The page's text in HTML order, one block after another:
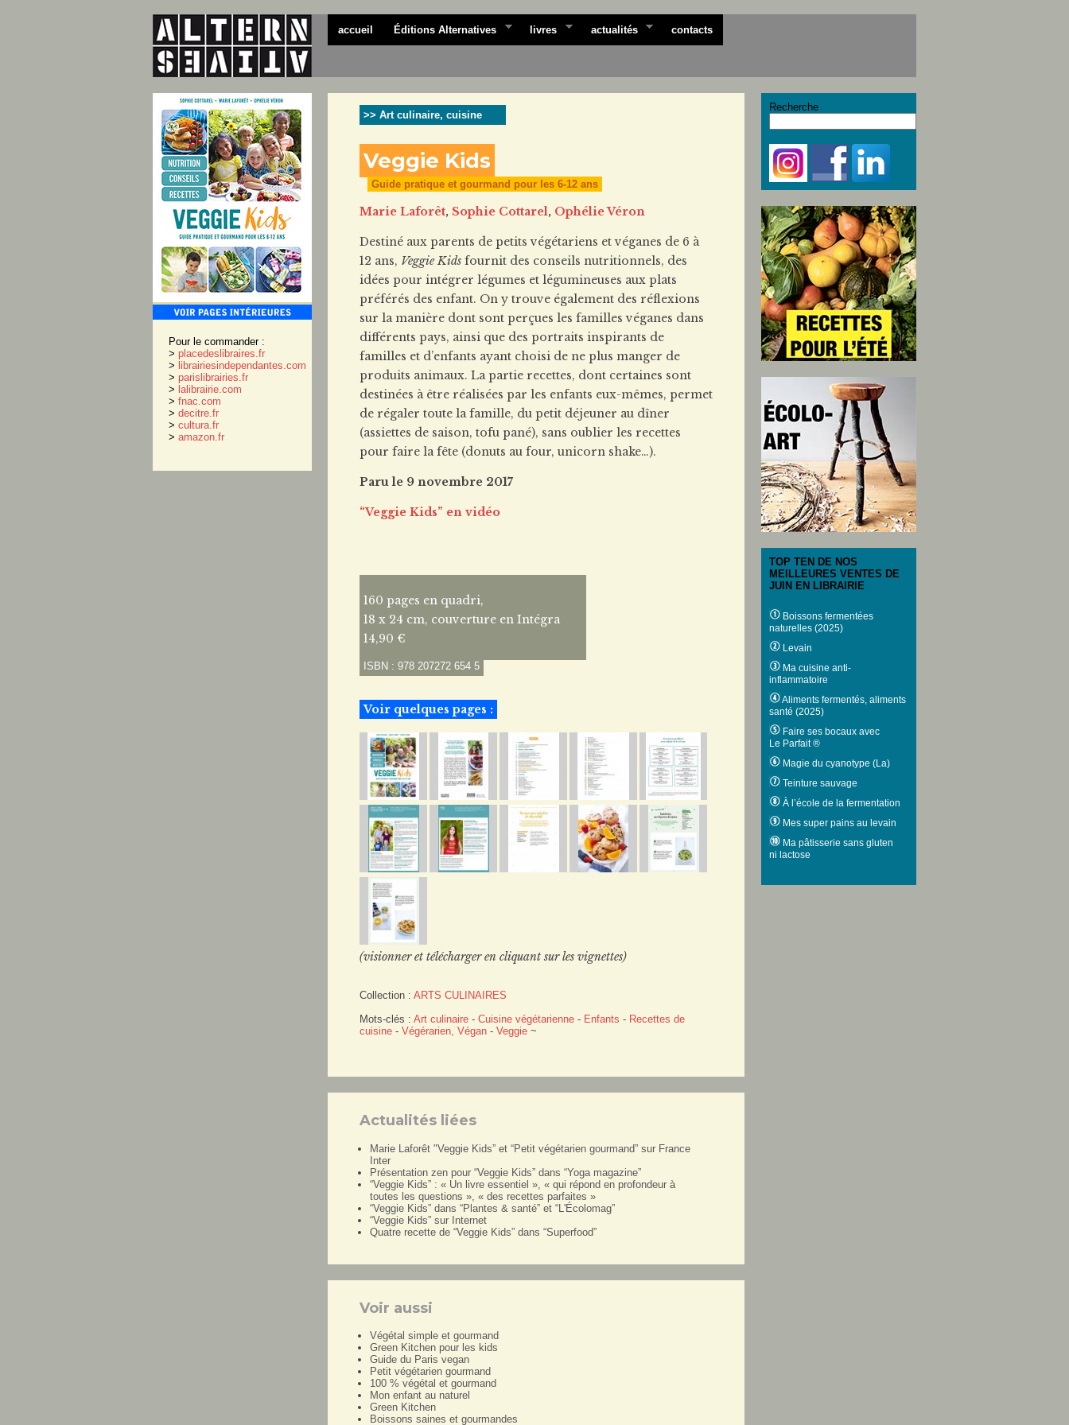
accueil Éditions Alternatives livres actualités contacts
Pour le commander :
> placedeslibraires.fr
> librairiesindependantes.com
> parislibrairies.fr
> lalibrairie.com
> fnac.com
> decitre.fr
> cultura.fr
> amazon.fr
>> Art culinaire, cuisine
Veggie Kids
Guide pratique et gourmand pour les 6-12 ans
Marie Laforêt, Sophie Cottarel, Ophélie Véron
Destiné aux parents de petits végétariens et véganes de 6 à
12 ans, Veggie Kids fournit des conseils nutritionnels, des
idées pour intégrer légumes et légumineuses aux plats
préférés des enfant. On y trouve également des réflexions
sur la manière dont sont perçues les familles véganes dans
différents pays, ainsi que des portraits inspirants de
familles et d’enfants ayant choisi de ne plus manger de
produits animaux. La partie recettes, dont certaines sont
destinées à être réalisées par les enfants eux-mêmes, permet
de régaler toute la famille, du petit déjeuner au dîner
(assiettes de saison, tofu pané), sans oublier les recettes
pour faire la fête (donuts au four, unicorn shake…).
Paru le 9 novembre 2017
“Veggie Kids” en vidéo
160 pages en quadri,
18 x 24 cm, couverture en Intégra
14,90 €
ISBN : 978 207272 654 5
Voir quelques pages :
(visionner et télécharger en cliquant sur les vignettes)
Collection : ARTS CULINAIRES
Mots-clés : Art culinaire - Cuisine végétarienne - Enfants - Recettes de
cuisine - Végérarien, Végan - Veggie ~
Actualités liées
Marie Laforêt "Veggie Kids” et “Petit végétarien gourmand” sur France
Inter
Présentation zen pour “Veggie Kids” dans “Yoga magazine”
“Veggie Kids” : « Un livre essentiel », « qui répond en profondeur à
toutes les questions », « des recettes parfaites »
“Veggie Kids” dans “Plantes & santé” et “L'Écolomag”
“Veggie Kids” sur Internet
Quatre recette de “Veggie Kids” dans “Superfood”
Voir aussi
Végétal simple et gourmand
Green Kitchen pour les kids
Guide du Paris vegan
Petit végétarien gourmand
100 % végétal et gourmand
Mon enfant au naturel
Green Kitchen
Boissons saines et gourmandes
Recherche
TOP TEN DE NOS
MEILLEURES VENTES DE
JUIN EN LIBRAIRIE
Boissons fermentées
naturelles (2025)
Levain
Ma cuisine anti-
inflammatoire
Aliments fermentés, aliments
santé (2025)
Faire ses bocaux avec
Le Parfait ®
Magie du cyanotype (La)
Teinture sauvage
À l’école de la fermentation
Mes super pains au levain
Ma pâtisserie sans gluten
ni lactose